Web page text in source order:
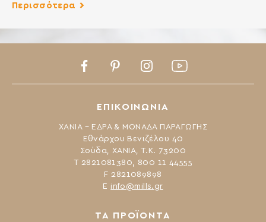
Περισσότερα
ΤΑ ΠΡΟΪΟΝΤΑ
ΕΠΙΚΟΙΝΩΝΙΑ
ΧΑΝΙΑ – ΕΔΡΑ & ΜΟΝΑΔΑ ΠΑΡΑΓΩΓΗΣ
Εθνάρχου Βενιζέλου 40
Σούδα, ΧΑΝΙΑ, Τ.Κ. 73200
Τ 2821081380, 800 11 44555
F 2821089898
Ε info@mills.gr
FacebookPinterestInstagramYoutube